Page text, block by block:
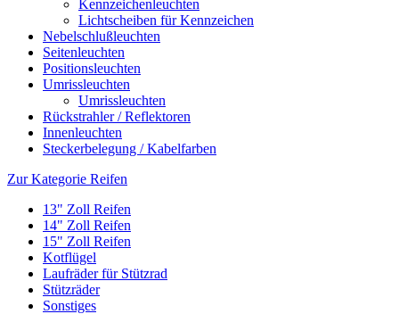
Kennzeichenleuchten
Lichtscheiben für Kennzeichen
Nebelschlußleuchten
Seitenleuchten
Positionsleuchten
Umrissleuchten
Umrissleuchten
Rückstrahler / Reflektoren
Innenleuchten
Steckerbelegung / Kabelfarben
Zur Kategorie Reifen
13" Zoll Reifen
14" Zoll Reifen
15" Zoll Reifen
Kotflügel
Laufräder für Stützrad
Stützräder
Sonstiges